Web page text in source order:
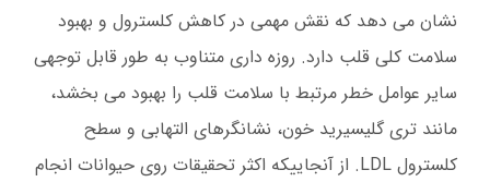
نشان می دهد که نقش مهمی در کاهش کلسترول و بهبود
سلامت کلی قلب دارد. روزه داری متناوب به طور قابل توجهی
سایر عوامل خطر مرتبط با سلامت قلب را بهبود می بخشد،
مانند تری گلیسیرید خون، نشانگرهای التهابی و سطح
کلسترول LDL. از آنجاییکه اکثر تحقیقات روی حیوانات انجام